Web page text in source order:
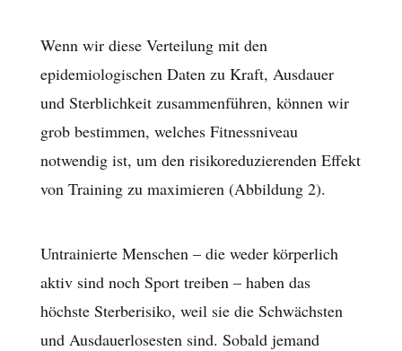
Wenn wir diese Verteilung mit den
epidemiologischen Daten zu Kraft, Ausdauer
und Sterblichkeit zusammenführen, können wir
grob bestimmen, welches Fitnessniveau
notwendig ist, um den risikoreduzierenden Effekt
von Training zu maximieren (Abbildung 2).
Untrainierte Menschen – die weder körperlich
aktiv sind noch Sport treiben – haben das
höchste Sterberisiko, weil sie die Schwächsten
und Ausdauerlosesten sind. Sobald jemand